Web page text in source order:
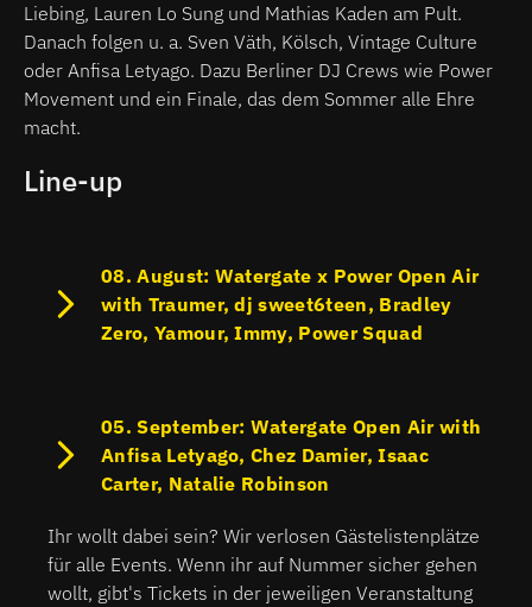
Liebing, Lauren Lo Sung und Mathias Kaden am Pult.
Danach folgen u. a. Sven Väth, Kölsch, Vintage Culture
oder Anfisa Letyago. Dazu Berliner DJ Crews wie Power
Movement und ein Finale, das dem Sommer alle Ehre
macht.
Line-up
08. August: Watergate x Power Open Air
with Traumer, dj sweet6teen, Bradley
Zero, Yamour, Immy, Power Squad
05. September: Watergate Open Air with
Anfisa Letyago, Chez Damier, Isaac
Carter, Natalie Robinson
Ihr wollt dabei sein? Wir verlosen Gästelistenplätze
für alle Events. Wenn ihr auf Nummer sicher gehen
wollt, gibt's Tickets in der jeweiligen Veranstaltung